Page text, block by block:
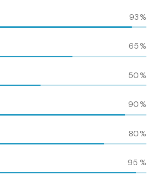
%
%
%
%
%
%